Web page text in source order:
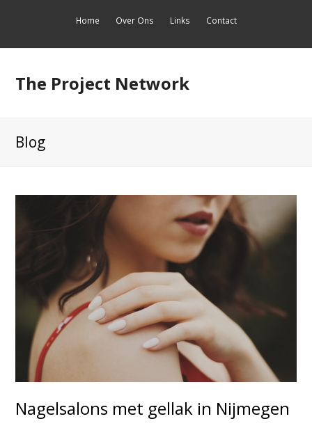
Home Over Ons Links Contact
The Project Network
Blog
Nagelsalons met gellak in Nijmegen